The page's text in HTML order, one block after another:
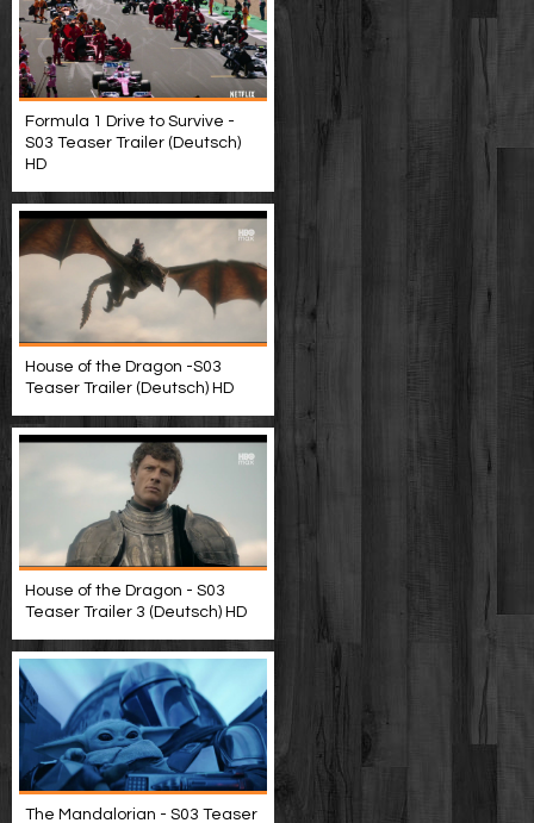
Formula 1 Drive to Survive -
S03 Teaser Trailer (Deutsch)
HD
House of the Dragon -S03
Teaser Trailer (Deutsch) HD
House of the Dragon - S03
Teaser Trailer 3 (Deutsch) HD
The Mandalorian - S03 Teaser